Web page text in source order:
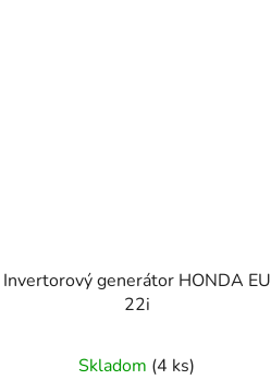
Invertorový generátor HONDA EU
22i
Skladom (4 ks)